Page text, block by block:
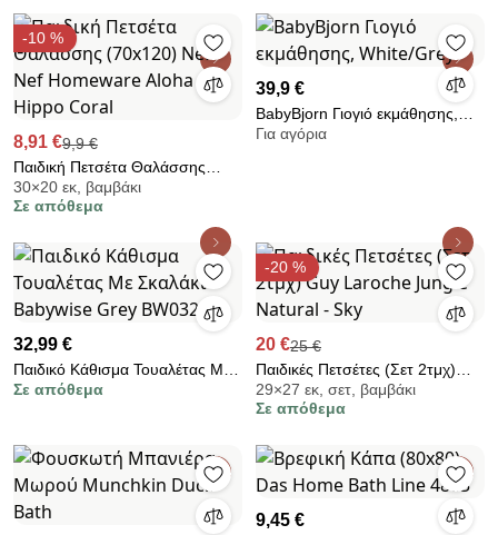
-10 %
8,91 €9,9 €
Παιδική Πετσέτα Θαλάσσης
(70x120) Nef-Nef Homeware
Aloha Hippo Coral
30×20 εκ, βαμβάκι
Σε απόθεμα
39,9 €
BabyBjorn Γιογιό εκμάθησης,
White/Grey
Για αγόρια
32,99 €
Παιδικό Κάθισμα Τουαλέτας Με
Σκαλάκι Babywise Grey BW032
Σε απόθεμα
-20 %
20 €25 €
Παιδικές Πετσέτες (Σετ 2τμχ)
Guy Laroche Jungle Natural -
Sky
29×27 εκ, σετ, βαμβάκι
Σε απόθεμα
9,45 €